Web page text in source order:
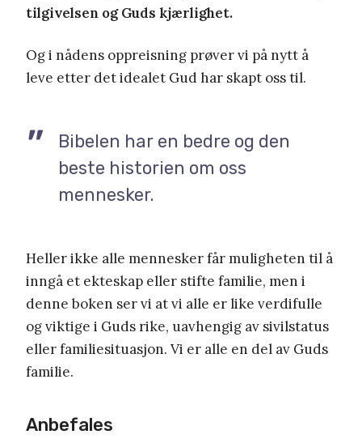
tilgivelsen og Guds kjærlighet.
Og i nådens oppreisning prøver vi på nytt å
leve etter det idealet Gud har skapt oss til.
Bibelen har en bedre og den
beste historien om oss
mennesker.
Heller ikke alle mennesker får muligheten til å
inngå et ekteskap eller stifte familie, men i
denne boken ser vi at vi alle er like verdifulle
og viktige i Guds rike, uavhengig av sivilstatus
eller familiesituasjon. Vi er alle en del av Guds
familie.
Anbefales